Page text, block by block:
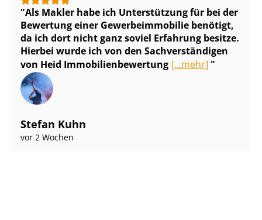
Als Makler habe ich Unterstützung für bei der
Bewertung einer Ge­wer­be­im­mo­bi­lie benötigt,
da ich dort nicht ganz soviel Erfahrung besitze.
Hierbei wurde ich von den Sach­ver­stän­di­gen
von Heid Im­mo­bi­li­en­be­wer­tung [...mehr]
Stefan Kuhn
vor 2 Wochen